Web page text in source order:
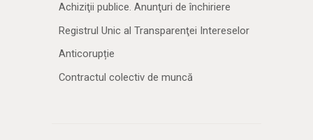
Achiziţii publice. Anunţuri de închiriere
Registrul Unic al Transparenţei Intereselor
Anticorupție
Contractul colectiv de muncă